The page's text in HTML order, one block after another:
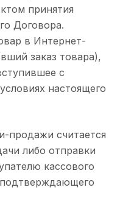
принятия
Договора.
в Интернет-
заказ товара),
с
настоящего
продажи считается
либо отправки
кассового